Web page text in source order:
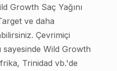
Growth Saç Yağını
ve daha
Çevrimiçi
sayesinde Wild Growth
Trinidad vb.'de